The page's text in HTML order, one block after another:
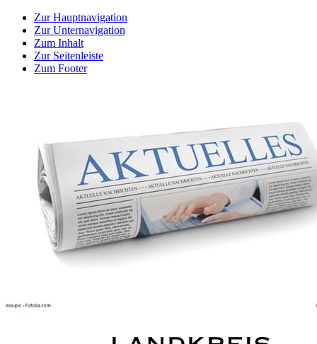
Zur Hauptnavigation
Zur Unternavigation
Zum Inhalt
Zur Seitenleiste
Zum Footer